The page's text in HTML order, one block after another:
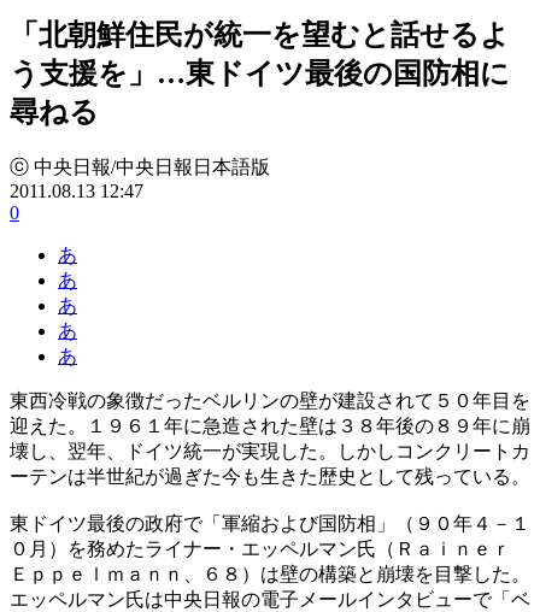
「北朝鮮住民が統一を望むと話せるよ
う支援を」…東ドイツ最後の国防相に
尋ねる
ⓒ 中央日報/中央日報日本語版
2011.08.13 12:47
0
あ
あ
あ
あ
あ
東西冷戦の象徴だったベルリンの壁が建設されて５０年目を
迎えた。１９６１年に急造された壁は３８年後の８９年に崩
壊し、翌年、ドイツ統一が実現した。しかしコンクリートカ
ーテンは半世紀が過ぎた今も生きた歴史として残っている。
東ドイツ最後の政府で「軍縮および国防相」（９０年４－１
０月）を務めたライナー・エッペルマン氏（Ｒａｉｎｅｒ
Ｅｐｐｅｌｍａｎｎ、６８）は壁の構築と崩壊を目撃した。
エッペルマン氏は中央日報の電子メールインタビューで「ベ